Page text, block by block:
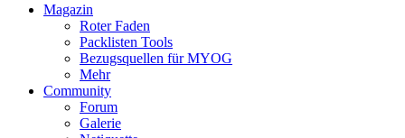
Magazin
Roter Faden
Packlisten Tools
Bezugsquellen für MYOG
Mehr
Community
Forum
Galerie